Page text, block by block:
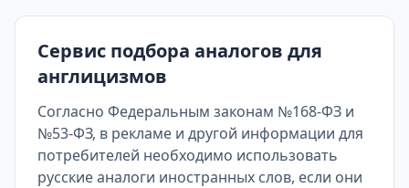
Сервис подбора аналогов для
англицизмов
Согласно Федеральным законам №168-ФЗ и
№53-ФЗ, в рекламе и другой информации для
потребителей необходимо использовать
русские аналоги иностранных слов, если они